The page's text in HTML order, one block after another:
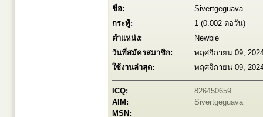
ชื่อ:
Sivertgeguava
กระทู้:
1 (0.002 ต่อวัน)
ตำแหน่ง:
Newbie
วันที่สมัครสมาชิก:
พฤศจิกายน 09,
ใช้งานล่าสุด:
พฤศจิกายน 09,
ICQ:
826450659
AIM:
Sivertgeguava
MSN: